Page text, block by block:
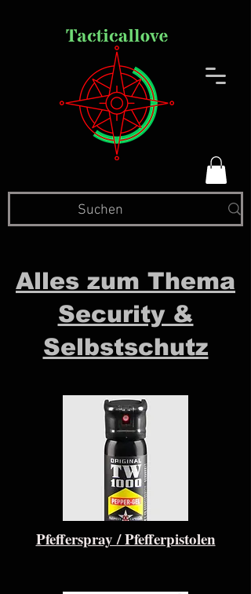
Alles zum Thema
Security &
Selbstschutz
Pfefferspray / Pfefferpistolen